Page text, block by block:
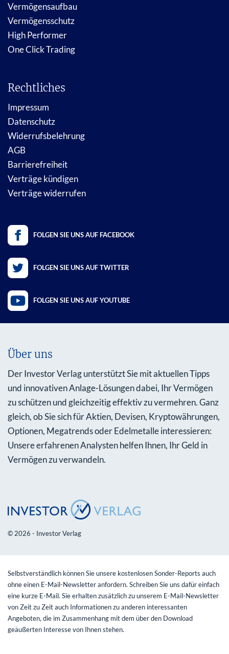
Vermögensaufbau
Vermögensschutz
High Performer
One Click Trading
Rechtliches
Impressum
Datenschutz
Widerrufsbelehrung
AGB
Barrierefreiheit
Verträge kündigen
Verträge widerrufen
FOLGEN SIE UNS AUF FACEBOOK
FOLGEN SIE UNS AUF TWITTER
FOLGEN SIE UNS AUF YOUTUBE
Über uns
Der Investor Verlag unterstützt Sie mit aktuellen Tipps
und innovativen Anlage-Lösungen dabei, Ihr Vermögen
zu schützen und gleichzeitig effektiv zu vermehren. Ganz
gleich, ob Sie sich für Aktien, Devisen, Kryptowährungen,
Optionen, Megatrends oder Edelmetalle interessieren:
Unsere erfahrenen Analysten helfen Ihnen, Ihr Geld in
Vermögen zu verwandeln.
© 2026 - Investor Verlag
Selbstverständlich können Sie unsere kostenlosen Sonder-Reports auch
ohne einen E-Mail-Newsletter anfordern. Schreiben Sie uns dafür einfach
eine kurze E-Mail. Sie erhalten zusätzlich zu unserem E-Mail-Newsletter
von Zeit zu Zeit auch Informationen zu anderen interessanten
Angeboten, die im Zusammenhang mit dem über den Download
geäußerten Interesse von Ihnen stehen.